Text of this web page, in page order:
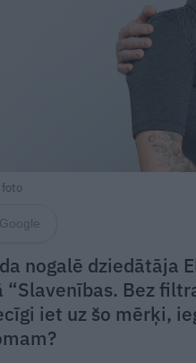
nogalē dziedātāja
“Slavenības. Bez
iet uz šo mērķi,